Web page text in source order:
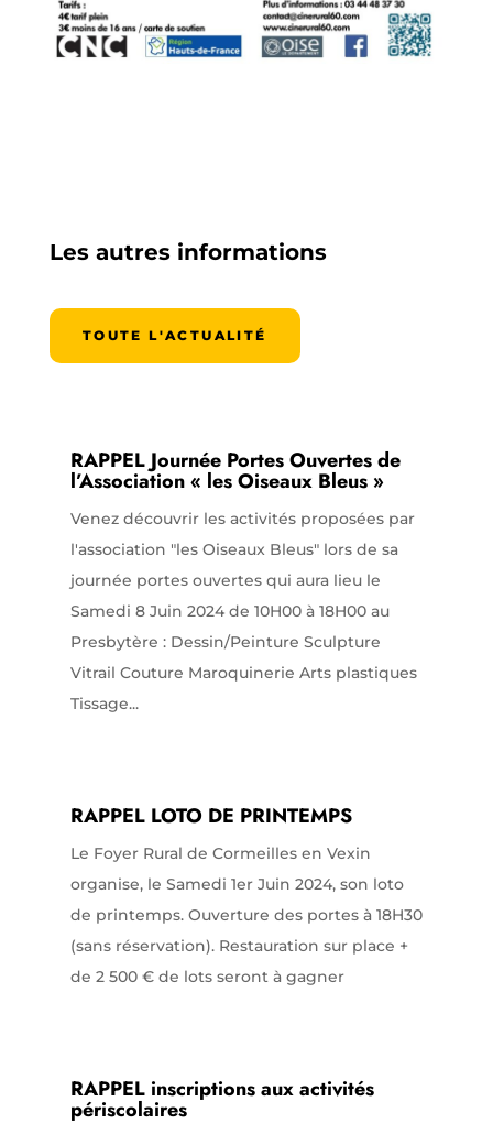
Les autres informations
TOUTE L'ACTUALITÉ
RAPPEL Journée Portes Ouvertes de
l’Association « les Oiseaux Bleus »
Venez découvrir les activités proposées par
l'association "les Oiseaux Bleus" lors de sa
journée portes ouvertes qui aura lieu le
Samedi 8 Juin 2024 de 10H00 à 18H00 au
Presbytère : Dessin/Peinture Sculpture
Vitrail Couture Maroquinerie Arts plastiques
Tissage...
RAPPEL LOTO DE PRINTEMPS
Le Foyer Rural de Cormeilles en Vexin
organise, le Samedi 1er Juin 2024, son loto
de printemps. Ouverture des portes à 18H30
(sans réservation). Restauration sur place +
de 2 500 € de lots seront à gagner
RAPPEL inscriptions aux activités
périscolaires